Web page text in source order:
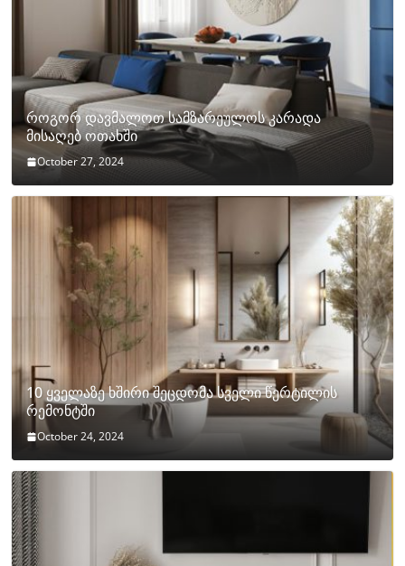
როგორ დავმალოთ სამზარეულოს კარადა
მისაღებ ოთახში
October 27, 2024
10 ყველაზე ხშირი შეცდომა სველი წერტილის
რემონტში
October 24, 2024